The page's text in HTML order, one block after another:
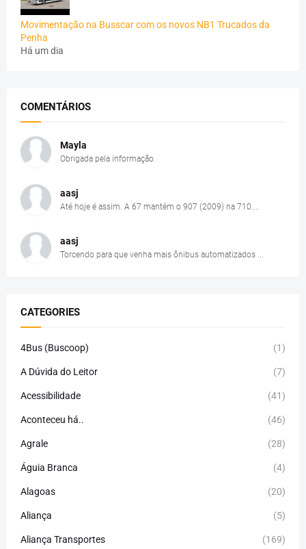
Movimentação na Busscar com os novos NB1 Trucados da
Penha
Há um dia
COMENTÁRIOS
Mayla
Obrigada pela informação.
aasj
Até hoje é assim. A 67 mantém o 907 (2009) na 710....
aasj
Torcendo para que venha mais ônibus automatizados ...
CATEGORIES
4Bus (Buscoop) (1)
A Dúvida do Leitor (7)
Acessibilidade (41)
Aconteceu há.. (46)
Agrale (28)
Águia Branca (4)
Alagoas (20)
Aliança (5)
Aliança Transportes (169)